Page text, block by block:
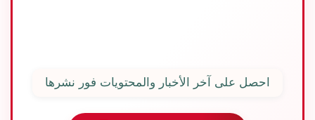
احصل على آخر الأخبار والمحتويات فور نشرها